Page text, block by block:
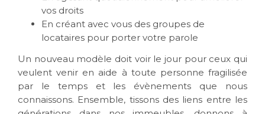
vos droits
En créant avec vous des groupes de
locataires pour porter votre parole
Un nouveau modèle doit voir le jour pour ceux qui
veulent venir en aide à toute personne fragilisée
par le temps et les évènements que nous
connaissons. Ensemble, tissons des liens entre les